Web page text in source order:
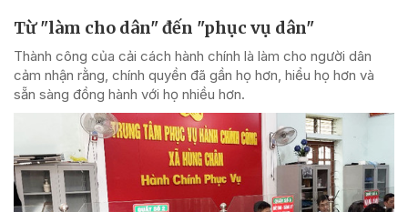
Từ "làm cho dân" đến "phục vụ dân"
Thành công của cải cách hành chính là làm cho người dân
cảm nhận rằng, chính quyền đã gần họ hơn, hiểu họ hơn và
sẵn sàng đồng hành với họ nhiều hơn.